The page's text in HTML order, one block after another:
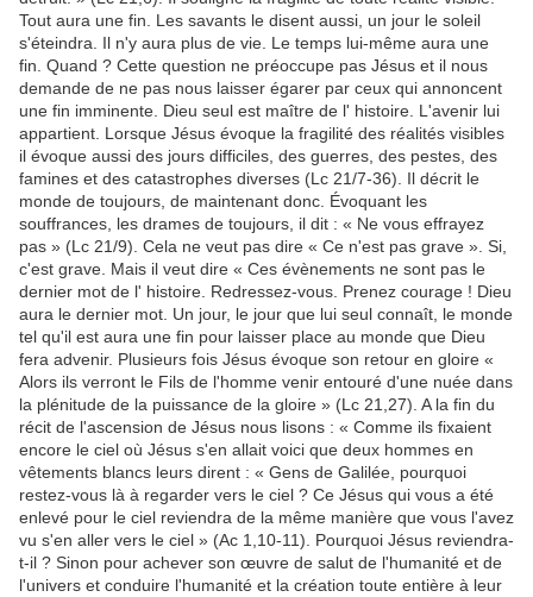
Tout aura une fin. Les savants le disent aussi, un jour le soleil
s'éteindra. Il n'y aura plus de vie. Le temps lui-même aura une
fin. Quand ? Cette question ne préoccupe pas Jésus et il nous
demande de ne pas nous laisser égarer par ceux qui annoncent
une fin imminente. Dieu seul est maître de l' histoire. L'avenir lui
appartient. Lorsque Jésus évoque la fragilité des réalités visibles
il évoque aussi des jours difficiles, des guerres, des pestes, des
famines et des catastrophes diverses (Lc 21/7-36). Il décrit le
monde de toujours, de maintenant donc. Évoquant les
souffrances, les drames de toujours, il dit : « Ne vous effrayez
pas » (Lc 21/9). Cela ne veut pas dire « Ce n'est pas grave ». Si,
c'est grave. Mais il veut dire « Ces évènements ne sont pas le
dernier mot de l' histoire. Redressez-vous. Prenez courage ! Dieu
aura le dernier mot. Un jour, le jour que lui seul connaît, le monde
tel qu'il est aura une fin pour laisser place au monde que Dieu
fera advenir. Plusieurs fois Jésus évoque son retour en gloire «
Alors ils verront le Fils de l'homme venir entouré d'une nuée dans
la plénitude de la puissance de la gloire » (Lc 21,27). A la fin du
récit de l'ascension de Jésus nous lisons : « Comme ils fixaient
encore le ciel où Jésus s'en allait voici que deux hommes en
vêtements blancs leurs dirent : « Gens de Galilée, pourquoi
restez-vous là à regarder vers le ciel ? Ce Jésus qui vous a été
enlevé pour le ciel reviendra de la même manière que vous l'avez
vu s'en aller vers le ciel » (Ac 1,10-11). Pourquoi Jésus reviendra-
t-il ? Sinon pour achever son œuvre de salut de l'humanité et de
l'univers et conduire l'humanité et la création toute entière à leur